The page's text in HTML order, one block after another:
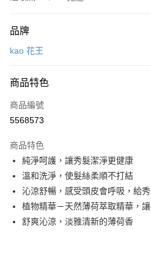
信用卡一次付款
LINE Pay
Apple Pay
悠遊付
Google Pay
全盈+PAY
AFTEE先享後付
品牌
kao 花王
商品特色
商品編號
5568573
商品特色
純淨呵護，讓秀髮潔淨更健康
溫和洗淨，使髮絲柔順不打結
沁涼舒暢，感受頭皮會呼吸，給
植物精華－天然薄荷萃取精華，
舒爽沁涼，淡雅清新的薄荷香